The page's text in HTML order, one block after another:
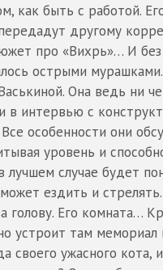
как быть с работой.
другому
про «Вихрь»… И без
острыми
Она ведь ни
в интервью с
особенности они
уровень и
лучшем случае будет
ездить и
голову. Его комната…
устроит там мемориал
своего ужасного кота,